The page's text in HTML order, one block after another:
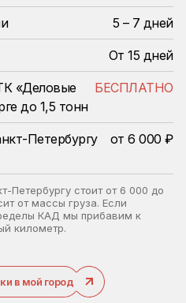
5 – 7 дней
От 15 дней
«Деловые
до 1,5 тонн
БЕСПЛАТНО
Петербургу
от 6 000 ₽
Петербургу стоит от 6 000 до
от массы груза. Если
КАД мы прибавим к
километр.
в мой город